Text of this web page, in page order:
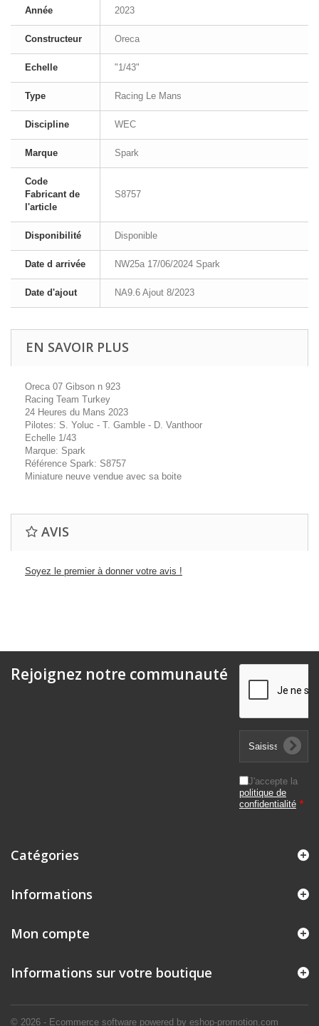
Année 2023
Constructeur Oreca
Echelle "1/43"
Type Racing Le Mans
Discipline WEC
Marque Spark
Code
Fabricant de
l'article
S8757
Disponibilité Disponible
Date d arrivée NW25a 17/06/2024 Spark
Date d'ajout NA9.6 Ajout 8/2023
EN SAVOIR PLUS
Oreca 07 Gibson n 923
Racing Team Turkey
24 Heures du Mans 2023
Pilotes: S. Yoluc - T. Gamble - D. Vanthoor
Echelle 1/43
Marque: Spark
Référence Spark: S8757
Miniature neuve vendue avec sa boite
AVIS
Soyez le premier à donner votre avis !
Rejoignez notre communauté
J'accepte la
politique de
confidentialité *
Catégories
Informations
© 2026 - Ecommerce software powered by eshop-promotion.com
Mon compte
Informations sur votre boutique